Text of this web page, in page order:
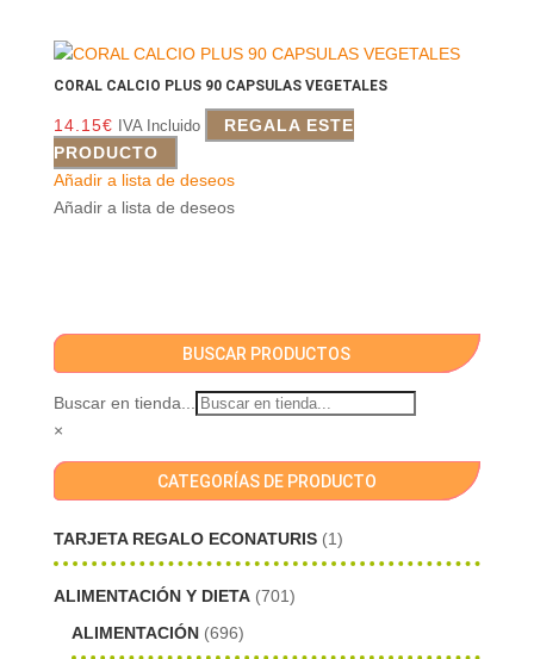
CORAL CALCIO PLUS 90 CAPSULAS VEGETALES
14.15€ IVA Incluido
REGALA ESTE
PRODUCTO
Añadir a lista de deseos
Añadir a lista de deseos
BUSCAR PRODUCTOS
Buscar en tienda...
×
CATEGORÍAS DE PRODUCTO
TARJETA REGALO ECONATURIS (1)
ALIMENTACIÓN Y DIETA (701)
ALIMENTACIÓN (696)